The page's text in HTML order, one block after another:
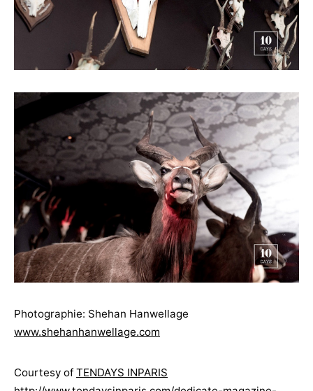
Photographie: Shehan Hanwellage
www.shehanhanwellage.com
Courtesy of TENDAYS INPARIS